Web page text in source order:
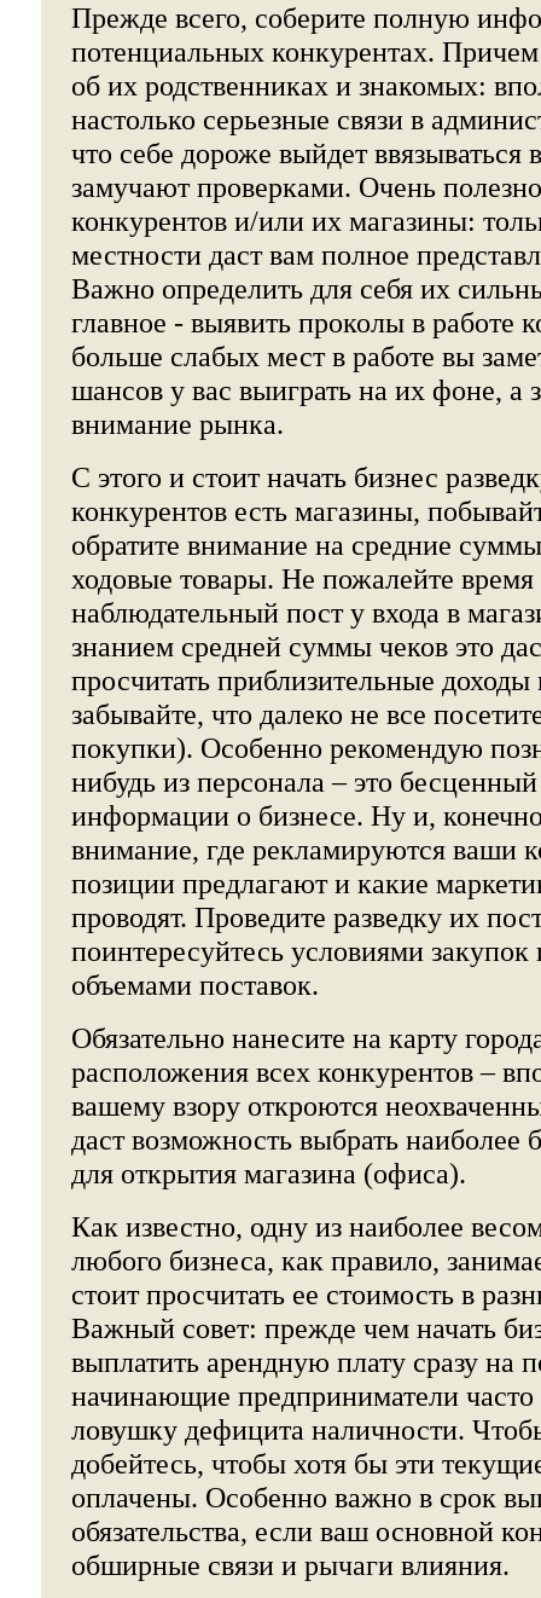
Прежде всего, соберите полную
потенциальных конкурентах.
об их родственниках и знакомых:
настолько серьезные связи в
что себе дороже выйдет ввязываться
замучают проверками. Очень
конкурентов и/или их магазины:
местности даст вам полное
Важно определить для себя их
главное - выявить проколы в работе
больше слабых мест в работе вы
шансов у вас выиграть на их фоне, а
внимание рынка.
С этого и стоит начать бизнес
конкурентов есть магазины,
обратите внимание на средние
ходовые товары. Не пожалейте время
наблюдательный пост у входа в
знанием средней суммы чеков это
просчитать приблизительные
забывайте, что далеко не все
покупки). Особенно рекомендую
нибудь из персонала – это бесценный
информации о бизнесе. Ну и,
внимание, где рекламируются ваши
позиции предлагают и какие
проводят. Проведите разведку их
поинтересуйтесь условиями
объемами поставок.
Обязательно нанесите на карту
расположения всех конкурентов –
вашему взору откроются
даст возможность выбрать наиболее
для открытия магазина (офиса).
Как известно, одну из наиболее
любого бизнеса, как правило,
стоит просчитать ее стоимость в
Важный совет: прежде чем начать
выплатить арендную плату сразу на
начинающие предприниматели часто
ловушку дефицита наличности.
добейтесь, чтобы хотя бы эти
оплачены. Особенно важно в срок
обязательства, если ваш основной
обширные связи и рычаги влияния.